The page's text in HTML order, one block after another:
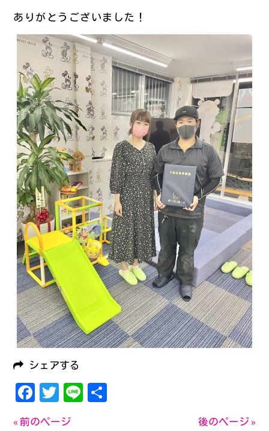
ありがとうございました！
シェアする
Facebook
Twitter
Line
« 前のページ 後のページ »